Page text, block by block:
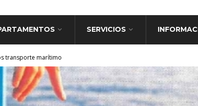
SERVICIOS
transporte marítimo